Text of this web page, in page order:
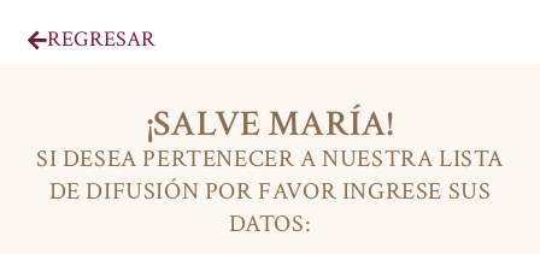
REGRESAR
¡SALVE MARÍA!
SI DESEA PERTENECER A NUESTRA LISTA
DE DIFUSIÓN POR FAVOR INGRESE SUS
DATOS: